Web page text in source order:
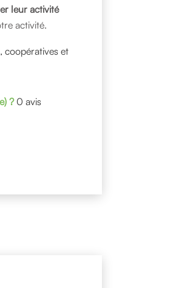
leur activité
activité.
coopératives et
? 0 avis